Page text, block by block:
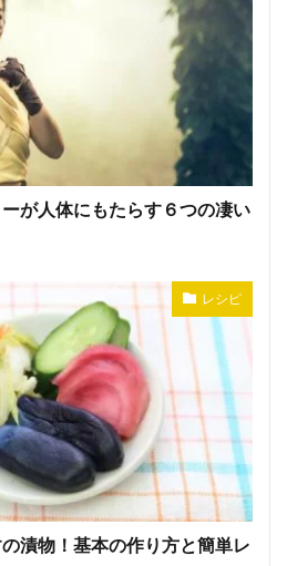
が人体にもたらす６つの凄い
レシピ
漬物！基本の作り方と簡単レ